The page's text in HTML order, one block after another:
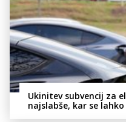
Ukinitev subvencij za
najslabše, kar se